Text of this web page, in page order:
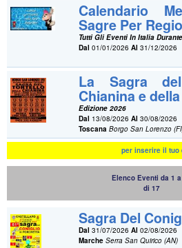
Calendario
Sagre Per
Tutti Gli Eventi In Italia
Dal 01/01/2026Al 31/12/2026
La Sagra
Chianina e
Edizione 2026
Dal 13/08/2026Al 30/08/2026
Toscana Borgo San Lorenzo
per inserire il
Elenco Eventi da 1
di 17
Sagra Del
Dal 31/07/2026Al 02/08/2026
Marche Serra San Quirico (AN)